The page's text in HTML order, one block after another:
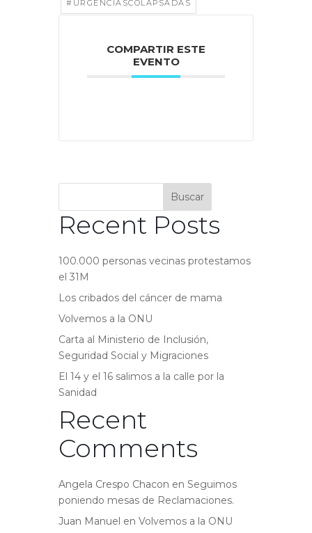
#URGENCIASCOLAPSADAS
COMPARTIR ESTE
EVENTO
Buscar
Recent Posts
100.000 personas vecinas protestamos
el 31M
Los cribados del cáncer de mama
Volvemos a la ONU
Carta al Ministerio de Inclusión,
Seguridad Social y Migraciones
El 14 y el 16 salimos a la calle por la
Sanidad
Recent
Comments
Angela Crespo Chacon en Seguimos
poniendo mesas de Reclamaciones.
Juan Manuel en Volvemos a la ONU